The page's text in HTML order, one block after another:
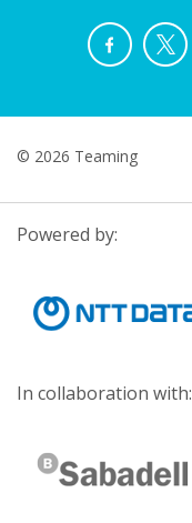
© 2026 Teaming
Powered by:
In collaboration with: